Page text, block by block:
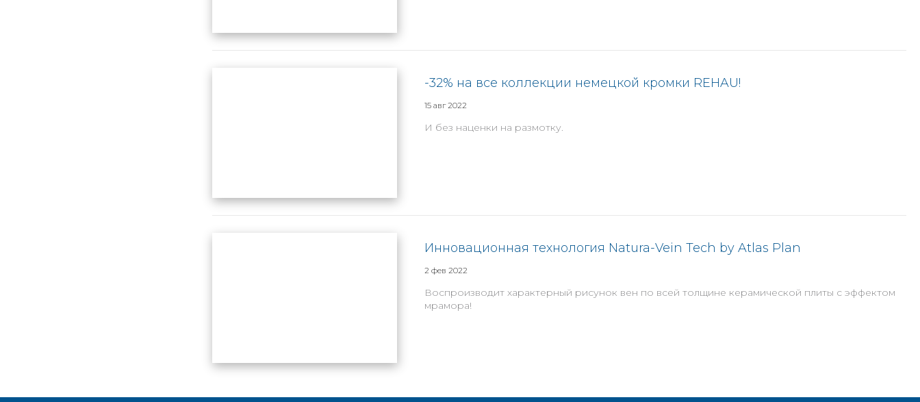
-32% на все коллекции немецкой кромки REHAU!
15 авг 2022
И без наценки на размотку.
Инновационная технология Natura-Vein Tech by Atlas Plan
2 фев 2022
Воспроизводит характерный рисунок вен по всей толщине керамической плиты с эффектом
мрамора!